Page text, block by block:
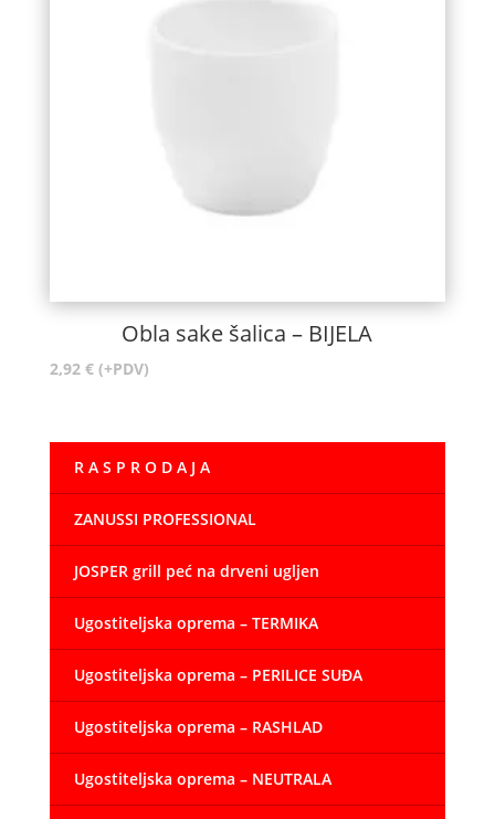
Obla sake šalica – BIJELA
2,92 € (+PDV)
R A S P R O D A J A
ZANUSSI PROFESSIONAL
JOSPER grill peć na drveni ugljen
Ugostiteljska oprema – TERMIKA
Ugostiteljska oprema – PERILICE SUĐA
Ugostiteljska oprema – RASHLAD
Ugostiteljska oprema – NEUTRALA